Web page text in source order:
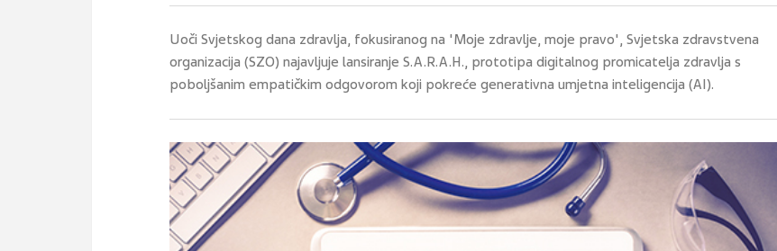
Uoči Svjetskog dana zdravlja, fokusiranog na 'Moje zdravlje, moje pravo', Svjetska zdravstvena
organizacija (SZO) najavljuje lansiranje S.A.R.A.H., prototipa digitalnog promicatelja zdravlja s
poboljšanim empatičkim odgovorom koji pokreće generativna umjetna inteligencija (AI).